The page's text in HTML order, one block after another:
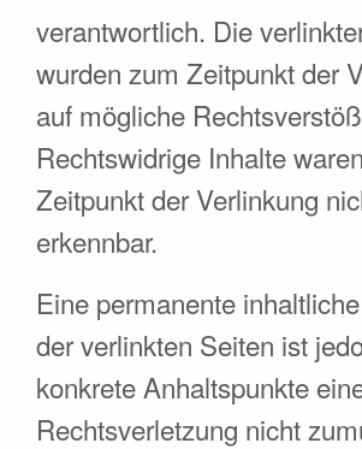
verantwortlich. Die
wurden zum Zeitpunkt der
auf mögliche
Rechtswidrige Inhalte
Zeitpunkt der Verlinkung
erkennbar.
Eine permanente
der verlinkten Seiten ist
konkrete Anhaltspunkte
Rechtsverletzung nicht